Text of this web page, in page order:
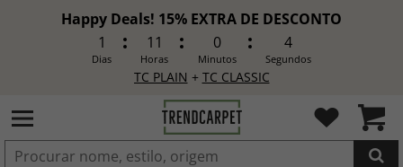
Happy Deals! 15% EXTRA DE DESCONTO
1
Dias
11
Horas
0
Minutos
2
Segundos
TC PLAIN + TC CLASSIC